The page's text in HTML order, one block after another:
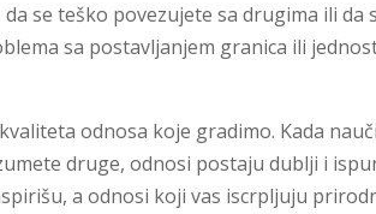
se teško povezujete sa drugima ili da
sa postavljanjem granica ili
odnosa koje gradimo. Kada
druge, odnosi postaju dublji i
a odnosi koji vas iscrpljuju